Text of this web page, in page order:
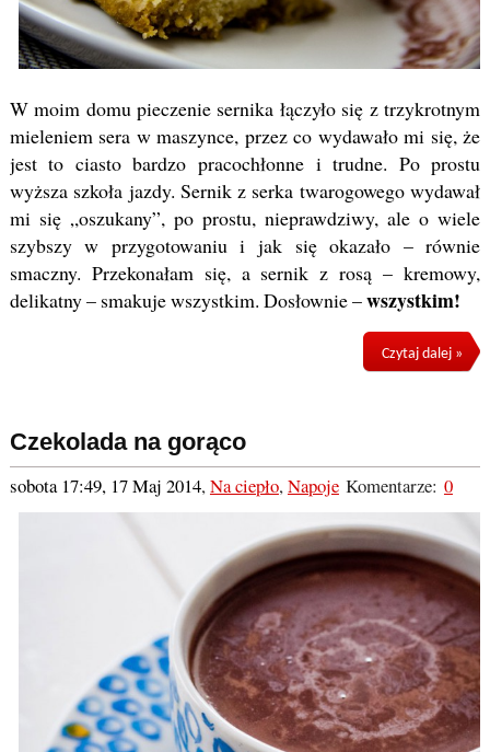
W moim domu pieczenie sernika łączyło się z trzykrotnym
mieleniem sera w maszynce, przez co wydawało mi się, że
jest to ciasto bardzo pracochłonne i trudne. Po prostu
wyższa szkoła jazdy. Sernik z serka twarogowego wydawał
mi się „oszukany”, po prostu, nieprawdziwy, ale o wiele
szybszy w przygotowaniu i jak się okazało – równie
smaczny. Przekonałam się, a sernik z rosą – kremowy,
delikatny – smakuje wszystkim. Dosłownie –wszystkim!
Czytaj dalej »
Czekolada na gorąco
sobota 17:49, 17 Maj 2014,Na ciepło,NapojeKomentarze: 0